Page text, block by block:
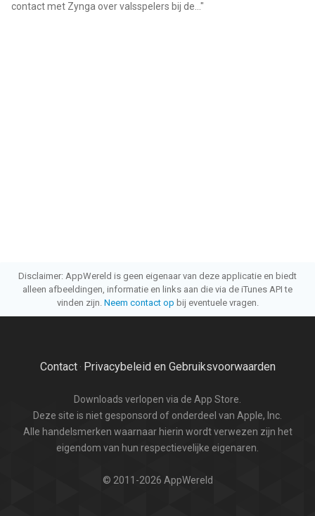
contact met Zynga over valsspelers bij de... "
Disclaimer: AppWereld is geen eigenaar van deze applicatie en biedt
alleen afbeeldingen, informatie en links aan die via de iTunes API te
vinden zijn. Neem contact op bij eventuele vragen.
Contact· Privacybeleid en Gebruiksvoorwaarden
Downloads verlopen via de App Store.
Deze site is niet gesponsord of onderdeel van Apple, Inc.
Alle handelsmerken waarnaar hierin wordt verwezen zijn het
eigendom van hun respectievelijke eigenaren.
© 2011-2026 AppWereld